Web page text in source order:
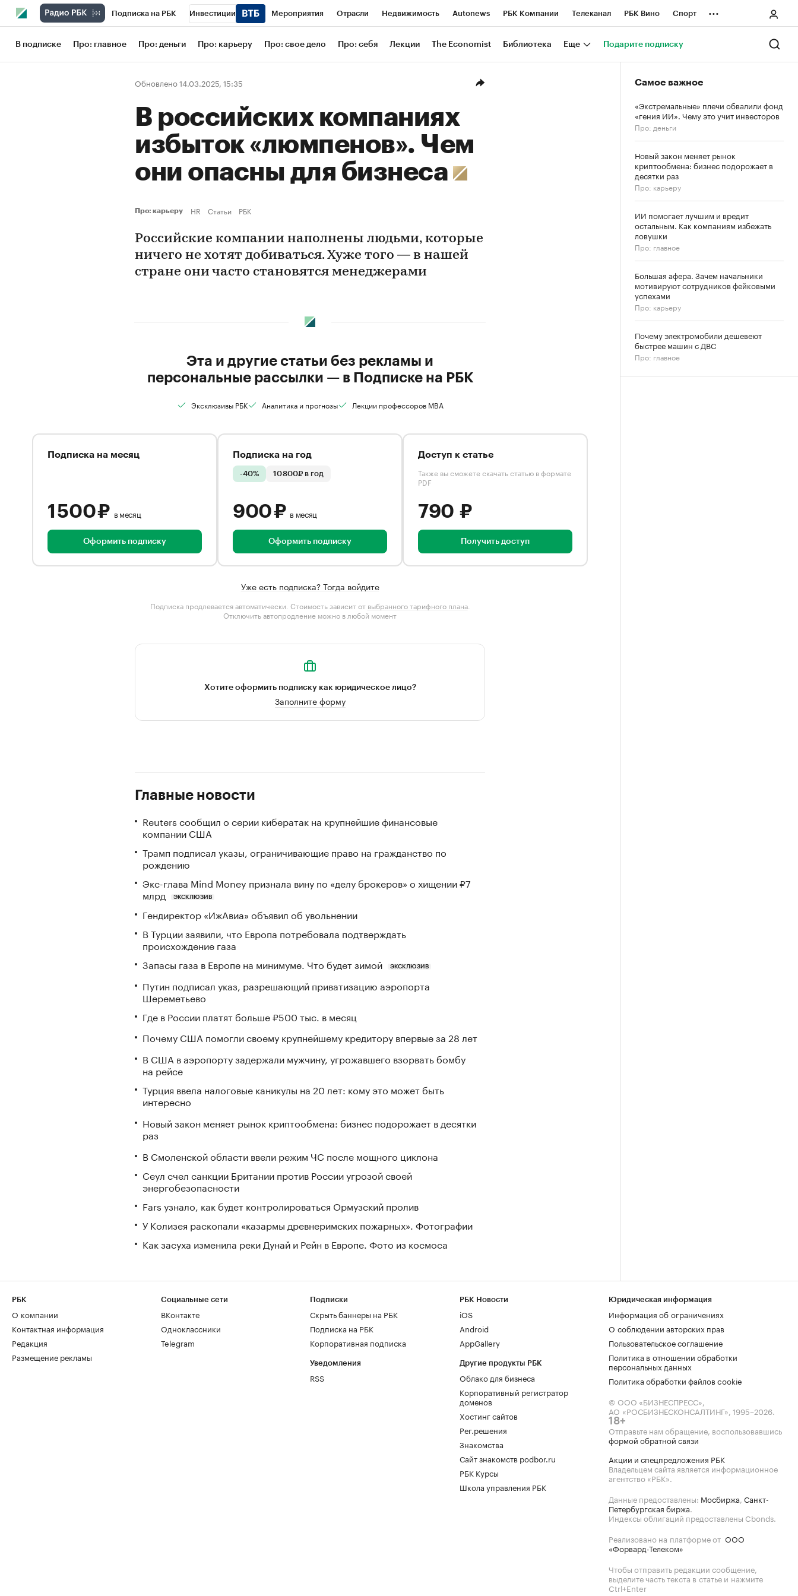
Подписка на РБК Инвестиции Мероприятия Отрасли Недвижимость Autonews РБК Компании Телеканал РБК Вино Спорт
Школа управления РБК РБК Образование РБК Life Тренды Визионеры Национальные проекты Город
Рынок наличной валюты
...
В подписке Про: главное Про: деньги Про: карьеру Про: свое дело Про: себя Лекции The Economist Библиотека Еще Подарите подписку
Обновлено 14.03.2025, 15:35
В российских компаниях
избыток «люмпенов». Чем
они опасны для бизнеса
Про: карьеру HR Статьи РБК
Российские компании наполнены людьми, которые
ничего не хотят добиваться. Хуже того — в нашей
стране они часто становятся менеджерами
Эта и другие статьи без рекламы и
персональные рассылки — в Подписке на РБК
Эксклюзивы РБК Аналитика и прогнозы Лекции профессоров MBA
Подписка на месяц
1 500 ₽ в месяц
Оформить подписку
Подписка на год
-40% 10 800₽ в год
900 ₽ в месяц
Оформить подписку
Доступ к статье
Также вы сможете скачать статью в формате
PDF
790 ₽
Получить доступ
Уже есть подписка? Тогда войдите
Подписка продлевается автоматически. Стоимость зависит от выбранного тарифного плана.
Отключить автопродление можно в любой момент
Хотите оформить подписку как юридическое лицо?
Заполните форму
Главные новости
Reuters сообщил о серии кибератак на крупнейшие финансовые
компании США
Трамп подписал указы, ограничивающие право на гражданство по
рождению
Экс-глава Mind Money признала вину по «делу брокеров» о хищении ₽7
млрд
ЭКСКЛЮЗИВ
Гендиректор «ИжАвиа» объявил об увольнении
В Турции заявили, что Европа потребовала подтверждать
происхождение газа
Запасы газа в Европе на минимуме. Что будет зимой
ЭКСКЛЮЗИВ
Путин подписал указ, разрешающий приватизацию аэропорта
Шереметьево
Где в России платят больше ₽500 тыс. в месяц
Почему США помогли своему крупнейшему кредитору впервые за 28 лет
В США в аэропорту задержали мужчину, угрожавшего взорвать бомбу
на рейсе
Турция ввела налоговые каникулы на 20 лет: кому это может быть
интересно
Новый закон меняет рынок криптообмена: бизнес подорожает в десятки
раз
В Смоленской области ввели режим ЧС после мощного циклона
Сеул счел санкции Британии против России угрозой своей
энергобезопасности
Fars узнало, как будет контролироваться Ормузский пролив
У Колизея раскопали «казармы древнеримских пожарных». Фотографии
Как засуха изменила реки Дунай и Рейн в Европе. Фото из космоса
Самое важное
«Экстремальные» плечи обвалили фонд
«гения ИИ». Чему это учит инвесторов
Про: деньги
Новый закон меняет рынок
криптообмена: бизнес подорожает в
десятки раз
Про: карьеру
ИИ помогает лучшим и вредит
остальным. Как компаниям избежать
ловушки
Про: главное
Большая афера. Зачем начальники
мотивируют сотрудников фейковыми
успехами
Про: карьеру
Почему электромобили дешевеют
быстрее машин с ДВС
Про: главное
РБК
О компании
Контактная информация
Редакция
Размещение рекламы
Социальные сети
ВКонтакте
Одноклассники
Telegram
Подписки
Скрыть баннеры на РБК
Подписка на РБК
Корпоративная подписка
Уведомления
RSS
РБК Новости
iOS
Android
AppGallery
Другие продукты РБК
Облако для бизнеса
Корпоративный регистратор
доменов
Хостинг сайтов
Рег.решения
Знакомства
Сайт знакомств podbor.ru
РБК Курсы
Школа управления РБК
Юридическая информация
Информация об ограничениях
О соблюдении авторских прав
Пользовательское соглашение
Политика в отношении обработки
персональных данных
Политика обработки файлов cookie
© ООО «БИЗНЕСПРЕСС»,
АО «РОСБИЗНЕСКОНСАЛТИНГ», 1995–2026.
18+
Отправьте нам обращение, воспользовавшись
формой обратной связи
Акции и спецпредложения РБК
Владельцем сайта является информационное
агентство «РБК».
Данные предоставлены: Мосбиржа, Санкт-
Петербургская биржа.
Индексы облигаций предоставлены Cbonds.
Реализовано на платформе от ООО
«Форвард-Телеком»
Чтобы отправить редакции сообщение,
выделите часть текста в статье и нажмите
Ctrl+Enter